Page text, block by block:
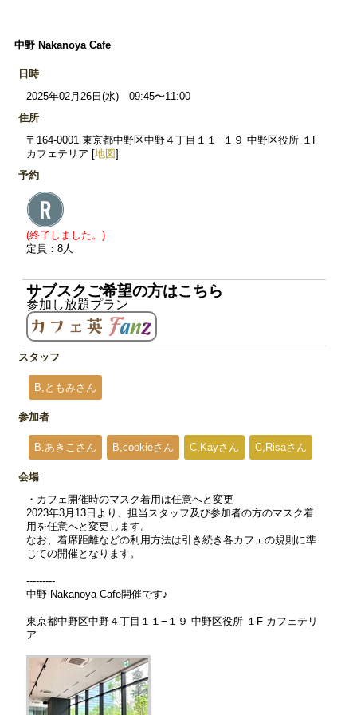
中野 Nakanoya Cafe
日時
2025年02月26日(水) 09:45〜11:00
住所
〒164-0001 東京都中野区中野４丁目１１−１９ 中野区役所 １F
カフェテリア [地図]
予約
(終了しました。)
定員：8人
サブスクご希望の方はこちら
参加し放題プラン
スタッフ
B,ともみさん
参加者
B,あきこさん B,cookieさん C,Kayさん C,Risaさん
会場
・カフェ開催時のマスク着用は任意へと変更
2023年3月13日より、担当スタッフ及び参加者の方のマスク着
用を任意へと変更します。
なお、着席距離などの利用方法は引き続き各カフェの規則に準
じての開催となります。
---------
中野 Nakanoya Cafe開催です♪
東京都中野区中野４丁目１１−１９ 中野区役所 １F カフェテリ
ア